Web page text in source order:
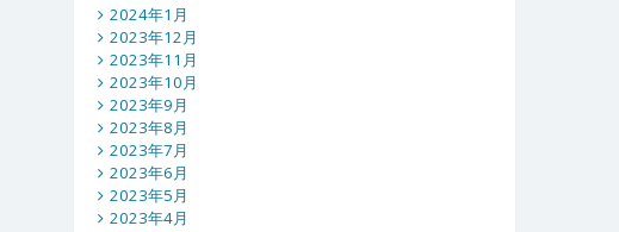
2024年1月
2023年12月
2023年11月
2023年10月
2023年9月
2023年8月
2023年7月
2023年6月
2023年5月
2023年4月